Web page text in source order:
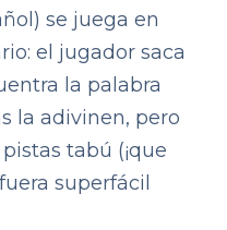
se juega en
el jugador saca
la palabra
la adivinen, pero
tabú (¡que
superfácil